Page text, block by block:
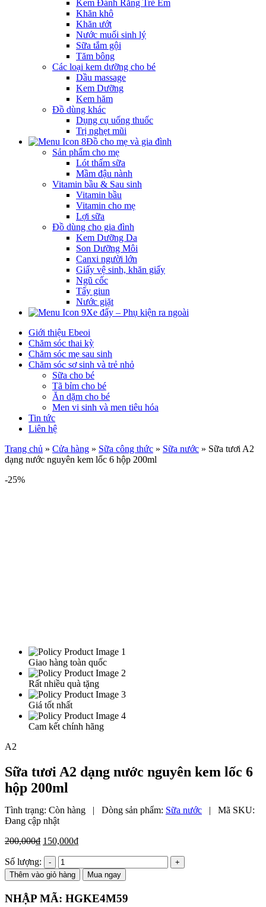
Kem Đánh Răng Trẻ Em
Khăn khô
Khăn ướt
Nước muối sinh lý
Sữa tắm gội
Tăm bông
Các loại kem dưỡng cho bé
Dầu massage
Kem Dưỡng
Kem hăm
Đồ dùng khác
Dụng cụ uống thuốc
Trị nghẹt mũi
Đồ cho mẹ và gia đình
Sản phẩm cho mẹ
Lót thấm sữa
Mầm đậu nành
Vitamin bầu & Sau sinh
Vitamin bầu
Vitamin cho mẹ
Lợi sữa
Đồ dùng cho gia đình
Kem Dưỡng Da
Son Dưỡng Môi
Canxi người lớn
Giấy vệ sinh, khăn giấy
Ngũ cốc
Tẩy giun
Nước giặt
Xe đẩy – Phụ kiện ra ngoài
Giới thiệu Ebeoi
Chăm sóc thai kỳ
Chăm sóc mẹ sau sinh
Chăm sóc sơ sinh và trẻ nhỏ
Sữa cho bé
Tã bỉm cho bé
Ăn dặm cho bé
Men vi sinh và men tiêu hóa
Tin tức
Liên hệ
Trang chủ » Cửa hàng » Sữa công thức » Sữa nước » Sữa tươi A2
dạng nước nguyên kem lốc 6 hộp 200ml
-25%
Giao hàng toàn quốc
Rất nhiều quà tặng
Giá tốt nhất
Cam kết chính hãng
A2
Sữa tươi A2 dạng nước nguyên kem lốc 6
hộp 200ml
Tình trạng: Còn hàng | Dòng sản phẩm: Sữa nước |
Mã SKU:
Đang cập nhật
200,000₫ Giá
là:
200,000₫.
150,000₫Giá
là:
150,000₫.
Số lượng:
Thêm vào giỏ hàng Mua ngay
NHẬP MÃ: HGKE4M59